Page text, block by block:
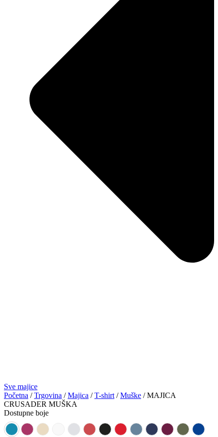
Sve majice
Početna /Trgovina /Majica /T-shirt /Muške / MAJICA
CRUSADER MUŠKA
Dostupne boje